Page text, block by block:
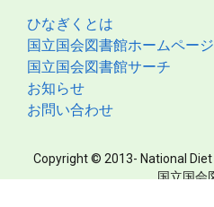
ひなぎくとは
国立国会図書館ホームページ
国立国会図書館サーチ
お知らせ
お問い合わせ
Copyright © 2013- National Diet